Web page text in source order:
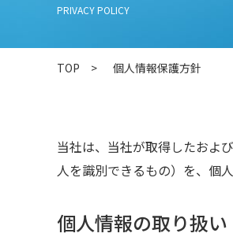
PRIVACY POLICY
TOP 個人情報保護方針
当社は、当社が取得したおよ
人を識別できるもの）を、個
個人情報の取り扱い